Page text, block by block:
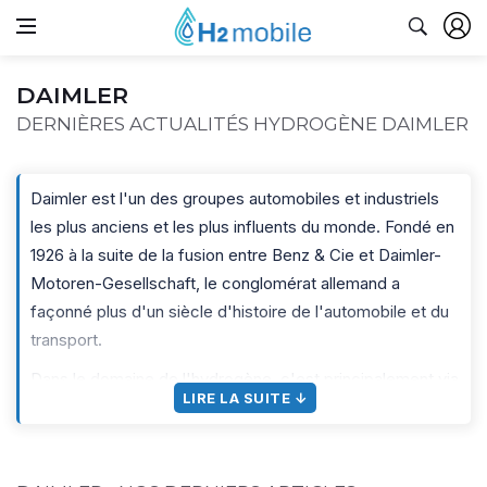
DAIMLER
DERNIÈRES ACTUALITÉS HYDROGÈNE DAIMLER
Daimler est l'un des groupes automobiles et industriels
les plus anciens et les plus influents du monde. Fondé en
1926 à la suite de la fusion entre Benz & Cie et Daimler-
Motoren-Gesellschaft, le conglomérat allemand a
façonné plus d'un siècle d'histoire de l'automobile et du
transport.
Dans le domaine de l'hydrogène, c'est principalement via
Daimler Truckque le groupe s'est positionné.
LIRE LA SUITE ↓